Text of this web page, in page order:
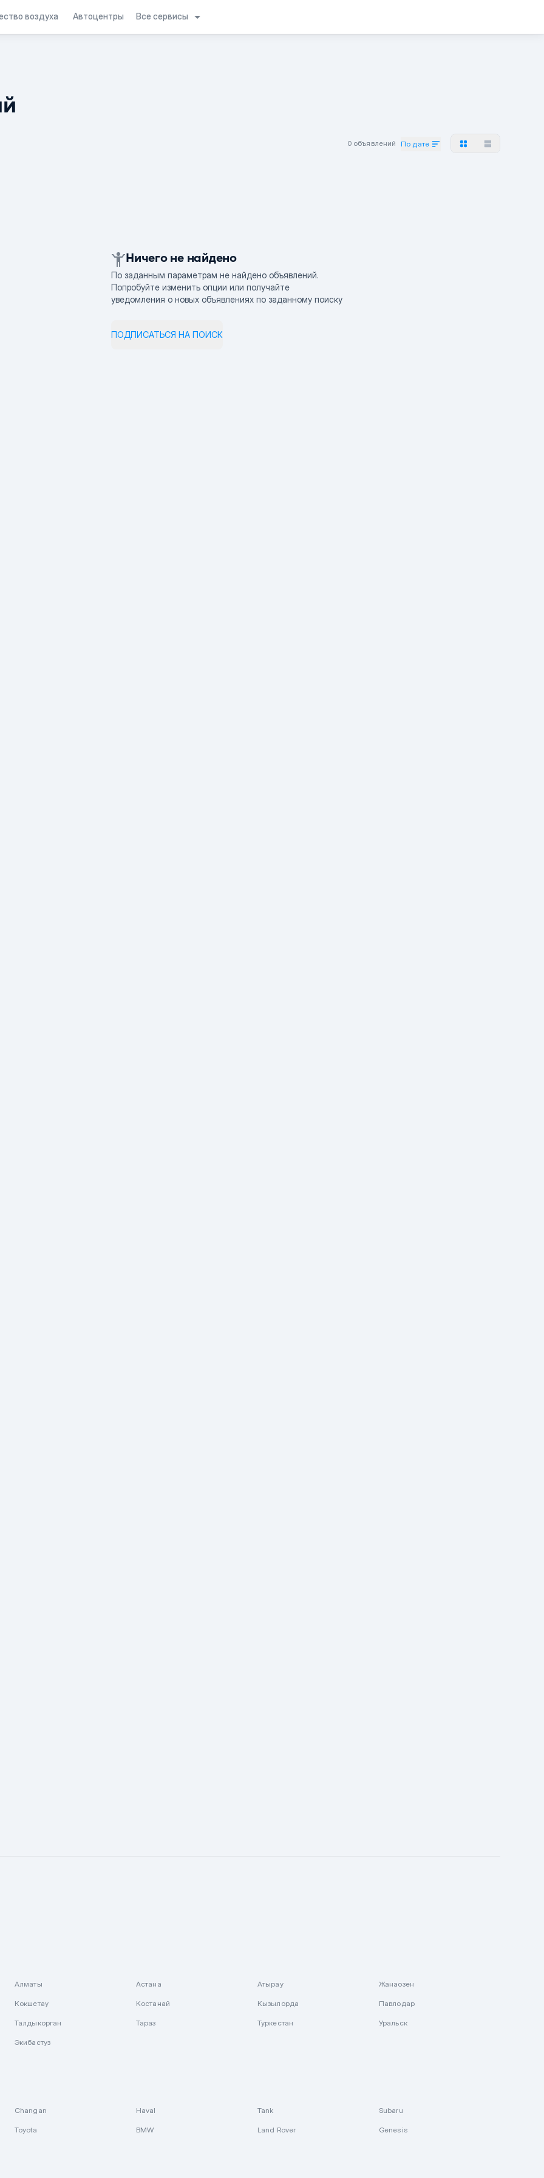
воздуха Автоцентры Все сервисы
0 объявлений По дате
Ничего не найдено
По заданным параметрам не найдено объявлений.
Попробуйте изменить опции или получайте
уведомления о новых объявлениях по заданному поиску
ПОДПИСАТЬСЯ НА ПОИСК
Алматы Астана Атырау Жанаозен
Кокшетау Костанай Кызылорда Павлодар
Талдыкорган Тараз Туркестан Уральск
Экибастуз
Changan Haval Tank Subaru
Toyota BMW Land Rover Genesis